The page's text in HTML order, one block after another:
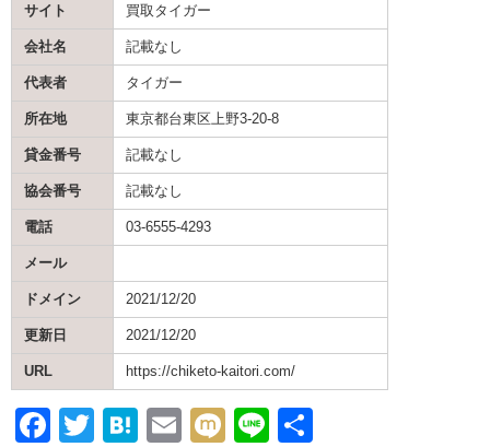
サイト 買取タイガー
会社名 記載なし
代表者 タイガー
所在地 東京都台東区上野3-20-8
貸金番号 記載なし
協会番号 記載なし
電話 03-6555-4293
メール
ドメイン 2021/12/20
更新日 2021/12/20
URL https://chiketo-kaitori.com/
F
T
H
E
M Li